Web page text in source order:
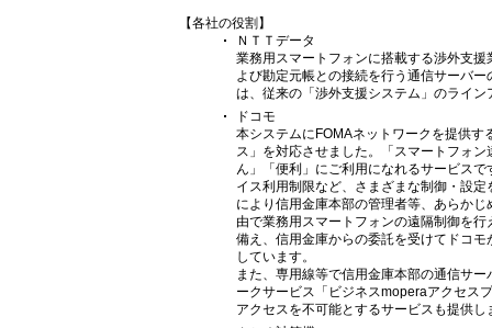
【各社の役割】
ＮＴＴデータ
業務用スマートフォンに搭載する渉外支
よび勘定元帳との接続を行う通信サーバ
は、従来の「渉外支援システム」のライ
ドコモ
本システムにFOMAネットワークを提供
ス」を対応させました。「スマートフォ
ん」「便利」にご利用になれるサービス
イス利用制限など、さまざまな制御・設
により信用金庫本部の管理者等、あらか
由で業務用スマートフォンの遠隔制御を
備え、信用金庫からの委託を受けてドコ
しています。
また、専用線等で信用金庫本部の通信サ
ークサービス「ビジネスmoperaアクセス
アクセスを不可能とするサービスも提供し